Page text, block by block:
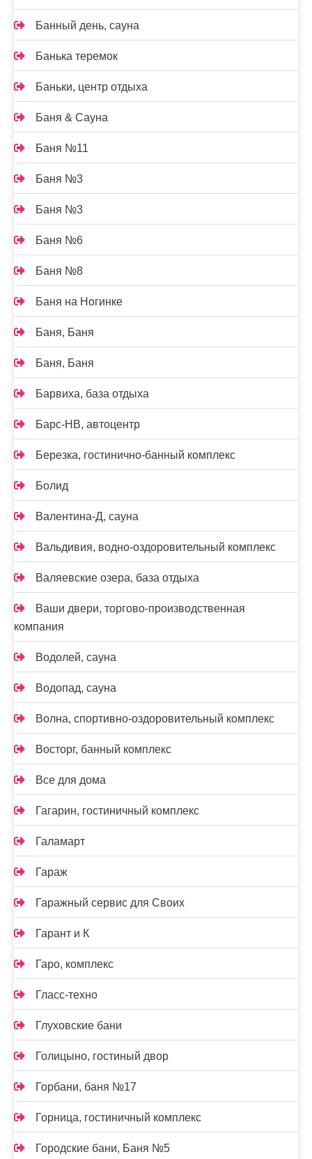
Банный день, сауна
Банька теремок
Баньки, центр отдыха
Баня & Сауна
Баня №11
Баня №3
Баня №3
Баня №6
Баня №8
Баня на Ногинке
Баня, Баня
Баня, Баня
Барвиха, база отдыха
Барс-НВ, автоцентр
Березка, гостинично-банный комплекс
Болид
Валентина-Д, сауна
Вальдивия, водно-оздоровительный комплекс
Валяевские озера, база отдыха
Ваши двери, торгово-производственная
компания
Водолей, сауна
Водопад, сауна
Волна, спортивно-оздоровительный комплекс
Восторг, банный комплекс
Все для дома
Гагарин, гостиничный комплекс
Галамарт
Гараж
Гаражный сервис для Своих
Гарант и К
Гаро, комплекс
Гласс-техно
Глуховские бани
Голицыно, гостиный двор
Горбани, баня №17
Горница, гостиничный комплекс
Городские бани, Баня №5